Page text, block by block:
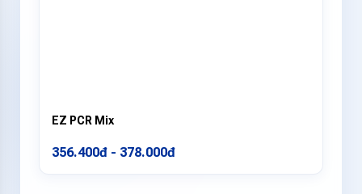
EZ PCR Mix
356.400đ - 378.000đ